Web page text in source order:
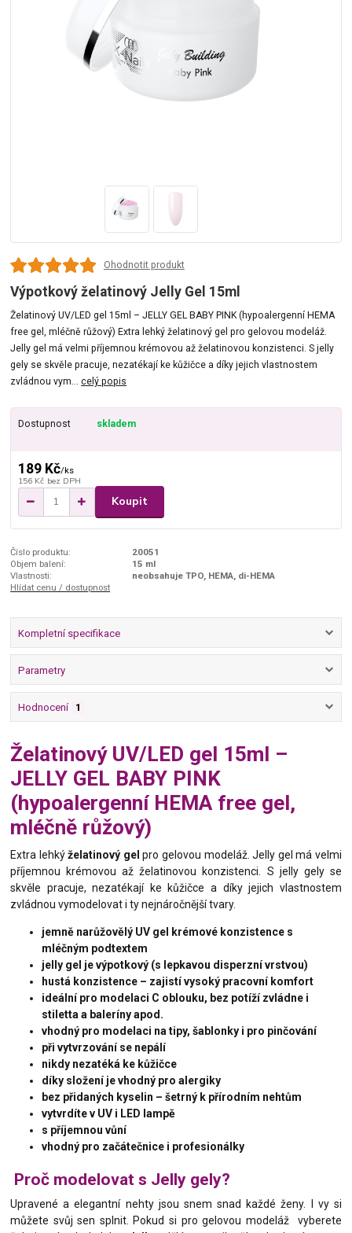
Ohodnotit produkt
Výpotkový želatinový Jelly Gel 15ml
Želatinový UV/LED gel 15ml – JELLY GEL BABY PINK (hypoalergenní HEMA
free gel, mléčně růžový) Extra lehký želatinový gel pro gelovou modeláž.
Jelly gel má velmi příjemnou krémovou až želatinovou konzistenci. S jelly
gely se skvěle pracuje, nezatékají ke kůžičce a díky jejich vlastnostem
zvládnou vym...celý popis
Dostupnost skladem
189 Kč/ks
156 Kč bez DPH
Koupit
Číslo produktu:
20051
Objem balení:
15 ml
Vlastnosti:
neobsahuje TPO, HEMA, di-HEMA
Hlídat cenu / dostupnost
Kompletní specifikace
Parametry
Hodnocení 1
Želatinový UV/LED gel 15ml –
JELLY GEL BABY PINK
(hypoalergenní HEMA free gel,
mléčně růžový)
Extra lehkýželatinový gel pro gelovou modeláž. Jelly gel má velmi
příjemnou krémovou až želatinovou konzistenci. S jelly gely se
skvěle pracuje, nezatékají ke kůžičce a díky jejich vlastnostem
zvládnou vymodelovat i ty nejnáročnější tvary.
jemně narůžovělý UV gel krémové konzistence s
mléčným podtextem
jelly gel je výpotkový (s lepkavou disperzní vrstvou)
hustá konzistence – zajistí vysoký pracovní komfort
ideální pro modelaci C oblouku, bez potíží zvládne i
stiletta a baleríny apod.
vhodný pro modelaci na tipy, šablonky i pro pinčování
při vytvrzování se nepálí
nikdy nezatéká ke kůžičce
díky složení je vhodný pro alergiky
bez přidaných kyselin – šetrný k přírodním nehtům
vytvrdíte v UV i LED lampě
s příjemnou vůní
vhodný pro začátečnice i profesionálky
Proč modelovat s Jelly gely?
Upravené a elegantní nehty jsou snem snad každé ženy. I vy si
můžete svůj sen splnit. Pokud si pro gelovou modeláž vyberete